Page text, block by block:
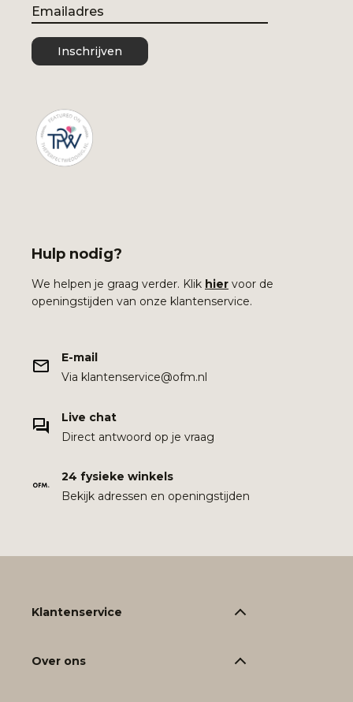
Email
Inschrijven
Hulp nodig?
We helpen je graag verder. Klik hier voor de
openingstijden van onze klantenservice.
E-mail
Via klantenservice@ofm.nl
Live chat
Direct antwoord op je vraag
24 fysieke winkels
Bekijk adressen en openingstijden
Klantenservice
Over ons